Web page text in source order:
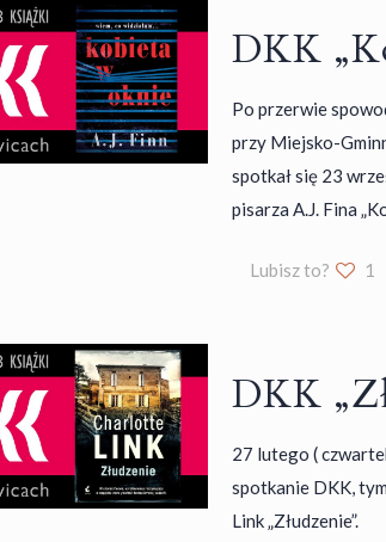
DKK
Po przerwie
przy Miejsko-
spotkał się 23
pisarza A.J. Fina
Lubisz to? 1
DKK
27 lutego (
spotkanie DKK,
Link „Złudzenie”.